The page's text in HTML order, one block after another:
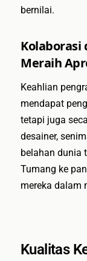
bernilai.
Kolaborasi
Meraih
Keahlian
mendapat
tetapi juga
desainer,
belahan dunia
Tumang ke
mereka dalam
Kualitas